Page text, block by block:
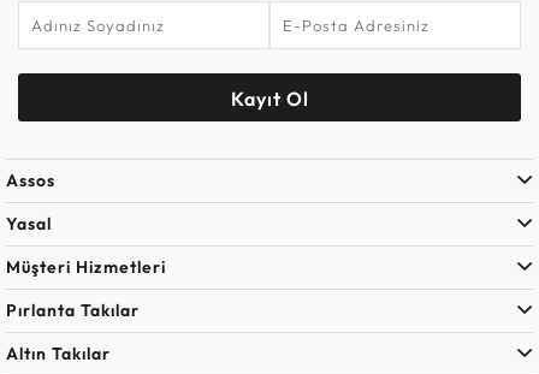
Kayıt Ol
Assos
Yasal
Müşteri Hizmetleri
Pırlanta Takılar
Altın Takılar